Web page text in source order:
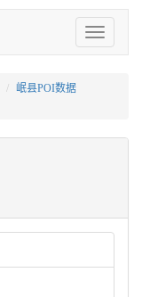
Toggle
navigation
岷县POI数据